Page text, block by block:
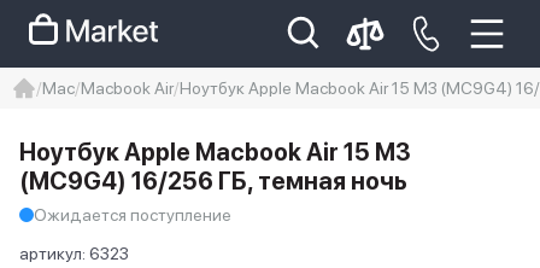
Iphone 14 pro max
айфон 14
Mac Macbook Air Ноутбук Apple Macbook Air 15 M3 (MC9G4)
Ноутбук Apple Macbook Air 15 M3
(MC9G4) 16/256 ГБ, темная ночь
Ожидается поступление
артикул: 6323